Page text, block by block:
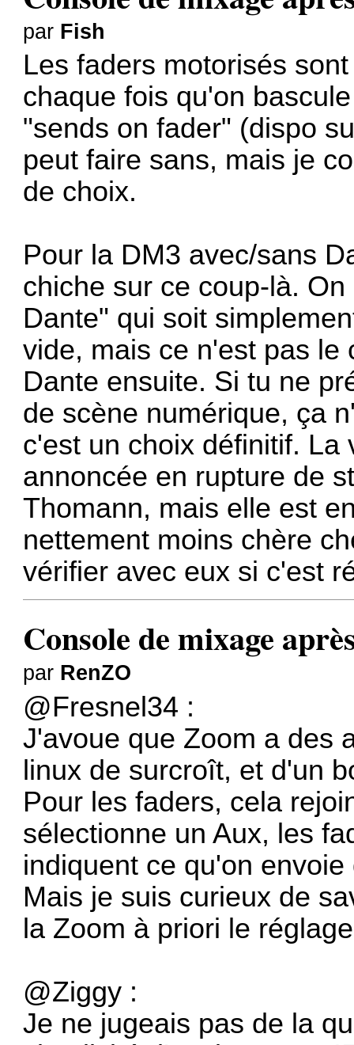
par Fish
Les faders motorisés
chaque fois qu'on
"sends on fader" (dispo
peut faire sans, mais je
de choix.
Pour la DM3 avec/sans
chiche sur ce coup-là.
Dante" qui soit
vide, mais ce n'est pas le
Dante ensuite. Si tu ne
de scène numérique, ça
c'est un choix définitif. La
annoncée en rupture de
Thomann, mais elle est
nettement moins chère
vérifier avec eux si c'est
Console de mixage
par RenZO
@Fresnel34 :
J'avoue que Zoom a des
linux de surcroît, et d'un
Pour les faders, cela
sélectionne un Aux, les
indiquent ce qu'on
Mais je suis curieux de
la Zoom à priori le
@Ziggy :
Je ne jugeais pas de la